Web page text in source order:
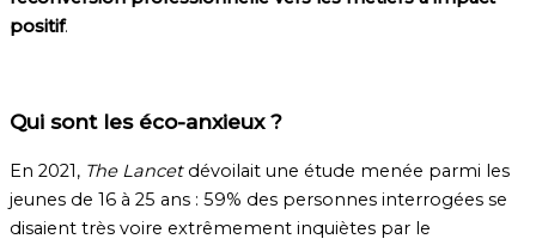
positif.
Qui sont les éco-anxieux ?
En 2021, The Lancetdévoilait une étude menée parmi les
jeunes de 16 à 25 ans : 59% des personnes interrogées se
disaient très voire extrêmement inquiètes par le